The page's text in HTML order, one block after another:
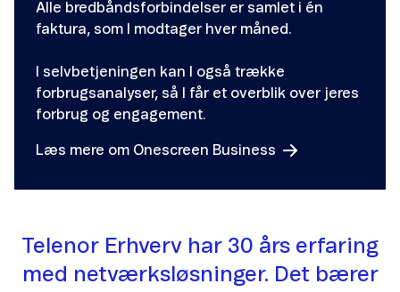
Alle bredbåndsforbindelser er samlet i én
faktura, som I modtager hver måned.
I selvbetjeningen kan I også trække
forbrugsanalyser, så I får et overblik over jeres
forbrug og engagement.
Læs mere om Onescreen Business
Telenor Erhverv har 30 års erfaring
med netværksløsninger. Det bærer